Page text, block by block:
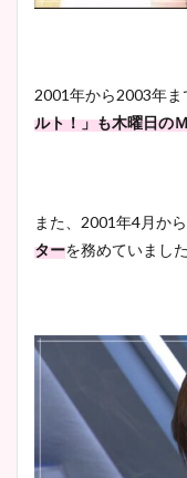
2001年から2003年ま
ルト！」も木曜日の
また、2001年4月から
ターを務めていました